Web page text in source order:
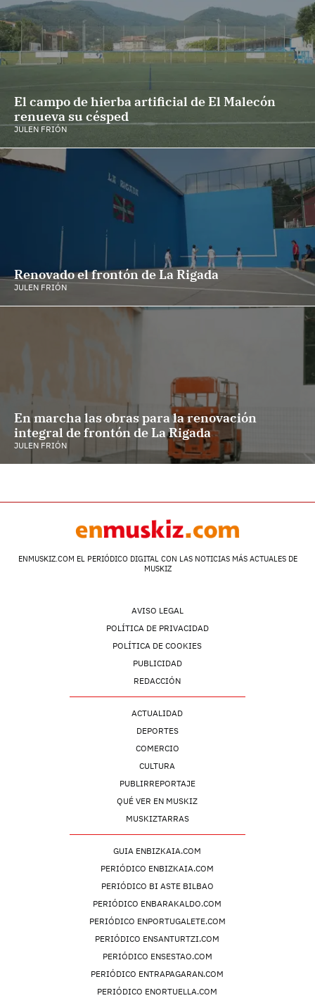
El campo de hierba artificial de El Malecón
renueva su césped
JULEN FRIÓN
Renovado el frontón de La Rigada
JULEN FRIÓN
En marcha las obras para la renovación
integral de frontón de La Rigada
JULEN FRIÓN
ENMUSKIZ.COM EL PERIÓDICO DIGITAL CON LAS NOTICIAS MÁS ACTUALES DE
MUSKIZ
AVISO LEGAL
POLÍTICA DE PRIVACIDAD
POLÍTICA DE COOKIES
PUBLICIDAD
REDACCIÓN
ACTUALIDAD
DEPORTES
COMERCIO
CULTURA
PUBLIRREPORTAJE
QUÉ VER EN MUSKIZ
MUSKIZTARRAS
GUIA ENBIZKAIA.COM
PERIÓDICO ENBIZKAIA.COM
PERIÓDICO BI ASTE BILBAO
PERIÓDICO ENBARAKALDO.COM
PERIÓDICO ENPORTUGALETE.COM
PERIÓDICO ENSANTURTZI.COM
PERIÓDICO ENSESTAO.COM
PERIÓDICO ENTRAPAGARAN.COM
PERIÓDICO ENORTUELLA.COM